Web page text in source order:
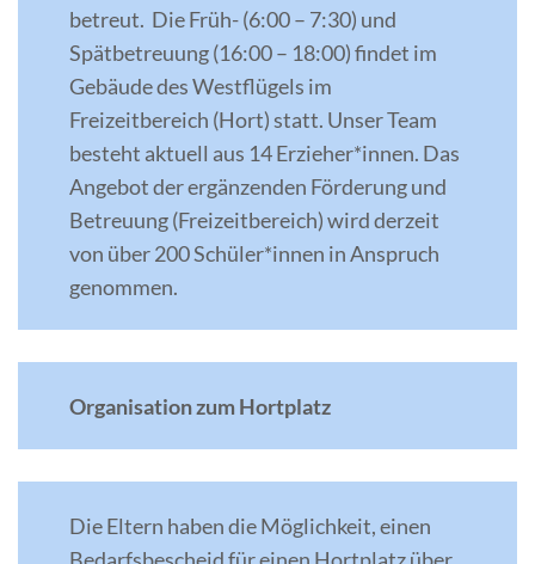
betreut. Die Früh- (6:00 – 7:30) und
Spätbetreuung (16:00 – 18:00) findet im
Gebäude des Westflügels im
Freizeitbereich (Hort) statt. Unser Team
besteht aktuell aus 14 Erzieher*innen. Das
Angebot der ergänzenden Förderung und
Betreuung (Freizeitbereich) wird derzeit
von über 200 Schüler*innen in Anspruch
genommen.
Organisation zum Hortplatz
Die Eltern haben die Möglichkeit, einen